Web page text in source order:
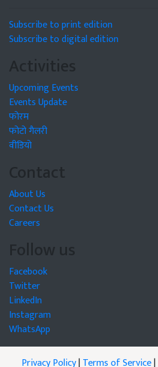
Subscribe to print edition
Subscribe to digital edition
Activities
Upcoming Events
Events Update
फोरम
फोटो गैलरी
वीडियो
Contact
About Us
Contact Us
Careers
Follow us
Facebook
Twitter
LinkedIn
Instagram
WhatsApp
Privacy Policy|Terms of Service|